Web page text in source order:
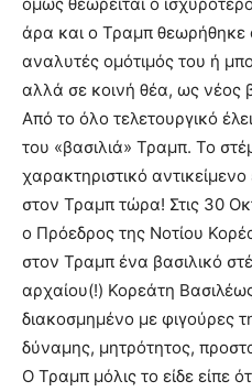
άρα και ο Τραμπ θεωρήθηκε
αναλυτές ομότιμός του ή
αλλά σε κοινή θέα, ως νέος
Από το όλο τελετουργικό
του «βασιλιά» Τραμπ. Το
χαρακτηριστικό
στον Τραμπ τώρα! Στις 30
ο Πρόεδρος της Νοτίου
στον Τραμπ ένα βασιλικό
αρχαίου(!) Κορεάτη
διακοσμημένο με φιγούρες
δύναμης, μητρότητος,
Ο Τραμπ μόλις το είδε είπε